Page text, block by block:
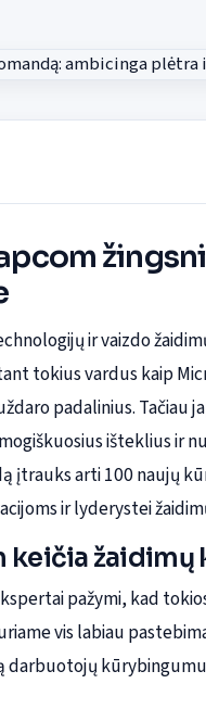
ir vaizdo
tokius vardus kaip
padalinius. Tačiau
išteklius ir
įtrauks arti 100 naujų
ir lyderystei
keičia
pažymi, kad
vis labiau